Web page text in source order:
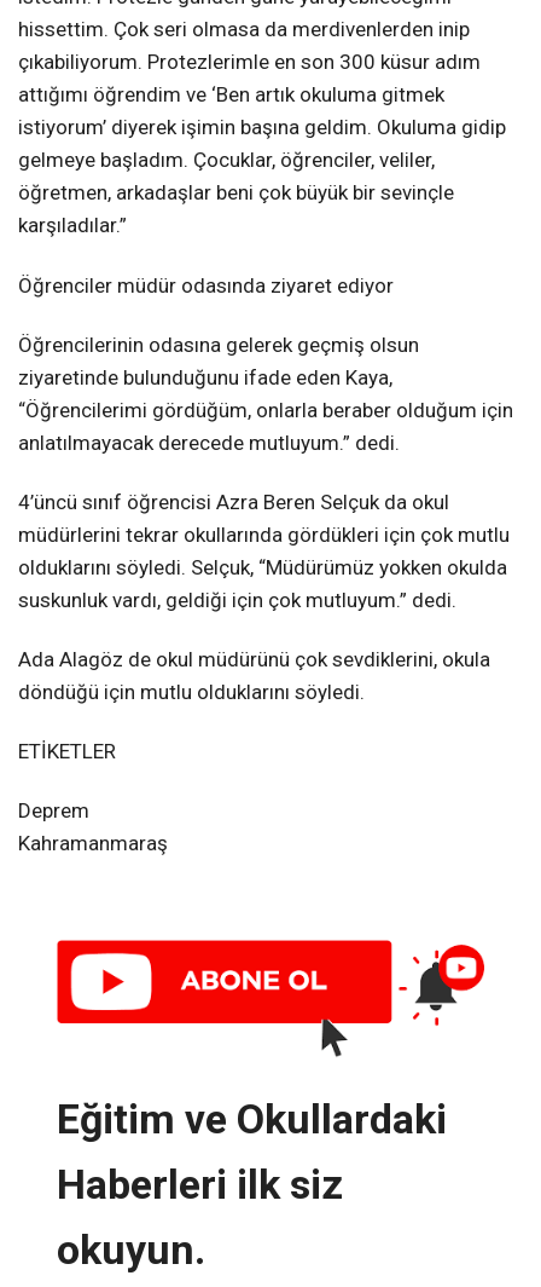
hissettim. Çok seri olmasa da merdivenlerden inip
çıkabiliyorum. Protezlerimle en son 300 küsur adım
attığımı öğrendim ve ‘Ben artık okuluma gitmek
istiyorum’ diyerek işimin başına geldim. Okuluma gidip
gelmeye başladım. Çocuklar, öğrenciler, veliler,
öğretmen, arkadaşlar beni çok büyük bir sevinçle
karşıladılar.”
Öğrenciler müdür odasında ziyaret ediyor
Öğrencilerinin odasına gelerek geçmiş olsun
ziyaretinde bulunduğunu ifade eden Kaya,
“Öğrencilerimi gördüğüm, onlarla beraber olduğum için
anlatılmayacak derecede mutluyum.” dedi.
4’üncü sınıf öğrencisi Azra Beren Selçuk da okul
müdürlerini tekrar okullarında gördükleri için çok mutlu
olduklarını söyledi. Selçuk, “Müdürümüz yokken okulda
suskunluk vardı, geldiği için çok mutluyum.” dedi.
Ada Alagöz de okul müdürünü çok sevdiklerini, okula
döndüğü için mutlu olduklarını söyledi.
ETİKETLER
Deprem
Kahramanmaraş
Eğitim ve Okullardaki
Haberleri ilk siz
okuyun.